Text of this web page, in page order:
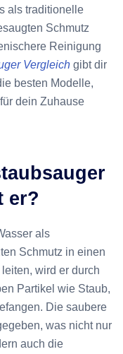
als traditionelle
Schmutz
Reinigung
Vergleich gibt dir
besten Modelle,
dein Zuhause
er?
als
Schmutz in einen
wird er durch
Partikel wie Staub,
Die saubere
was nicht nur
auch die